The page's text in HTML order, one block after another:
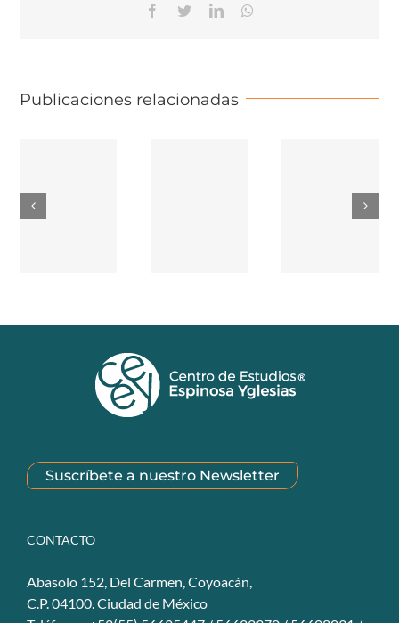
Facebook
TwitterLinkedinWhatsapp
Publicaciones relacionadas
Suscríbete a nuestro Newsletter
CONTACTO
Abasolo 152, Del Carmen, Coyoacán,
C.P. 04100. Ciudad de México